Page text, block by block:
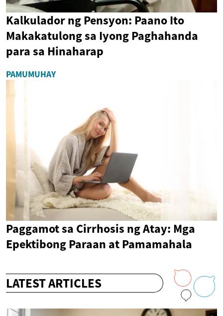
Kalkulador ng Pensyon: Paano Ito
Makakatulong sa Iyong Paghahanda
para sa Hinaharap
PAMUMUHAY
Paggamot sa Cirrhosis ng Atay: Mga
Epektibong Paraan at Pamamahala
LATEST ARTICLES